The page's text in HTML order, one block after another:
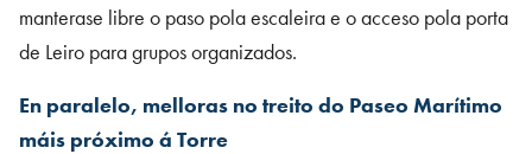
manterase libre o paso pola escaleira e o acceso pola porta
de Leiro para grupos organizados.
En paralelo, melloras no treito do Paseo Marítimo
máis próximo á Torre